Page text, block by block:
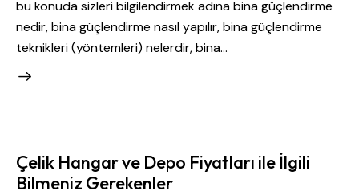
bu konuda sizleri bilgilendirmek adına bina güçlendirme
nedir, bina güçlendirme nasıl yapılır, bina güçlendirme
teknikleri (yöntemleri) nelerdir, bina…
Çelik Hangar ve Depo Fiyatları ile İlgili
Bilmeniz Gerekenler